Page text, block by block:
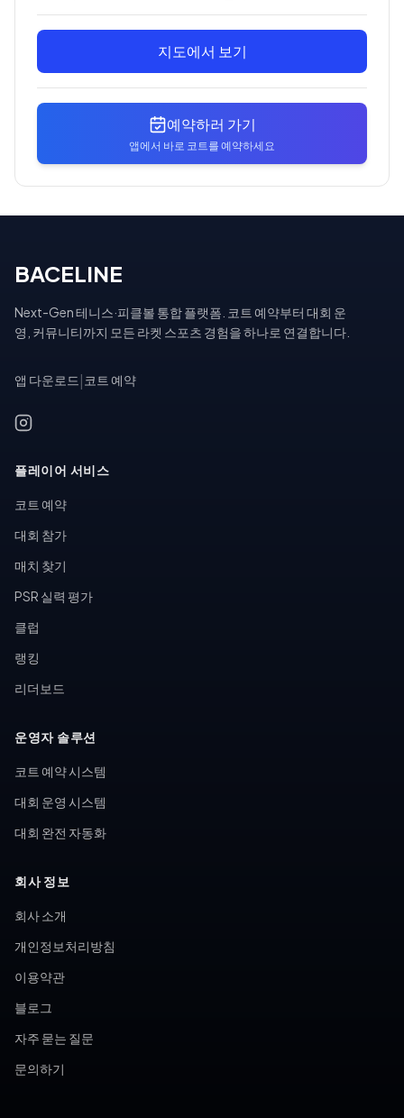
지도에서 보기
예약하러 가기
앱에서 바로 코트를 예약하세요
BACELINE
Next-Gen 테니스·피클볼 통합 플랫폼. 코트 예약부터 대회 운
영, 커뮤니티까지 모든 라켓 스포츠 경험을 하나로 연결합니다.
앱 다운로드 코트 예약
플레이어 서비스
코트 예약
대회 참가
매치 찾기
PSR 실력 평가
클럽
랭킹
리더보드
운영자 솔루션
코트 예약 시스템
대회 운영 시스템
대회 완전 자동화
회사 정보
회사 소개
개인정보처리방침
이용약관
블로그
자주 묻는 질문
문의하기